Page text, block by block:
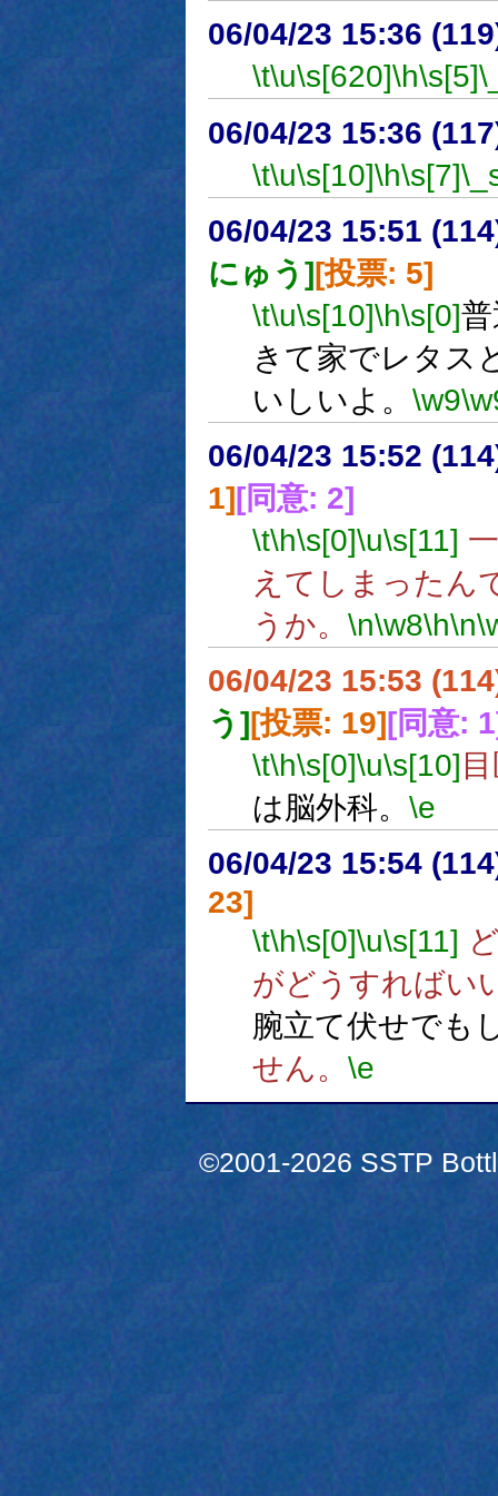
06/04/23 15:36
\t\u\s[620]\h\s[5]
06/04/23 15:36
\t\u\s[10]\h\s[7]
06/04/23 15:51
にゅう][投票: 5]
\t\u\s[10]\h\s[0]
きて家でレタス
いしいよ。 \w9
06/04/23 15:52
1][同意: 2]
\t\h\s[0]\u\s[11]
えてしまったん
うか。 \n\w8\h\n
06/04/23 15:53
う][投票: 19][同意:
\t\h\s[0]\u\s[10]
は脳外科。 \e
06/04/23 15:54
23]
\t\h\s[0]\u\s[11]
がどうすればい
腕立て伏せでも
せん。 \e
©2001-2026 SSTP